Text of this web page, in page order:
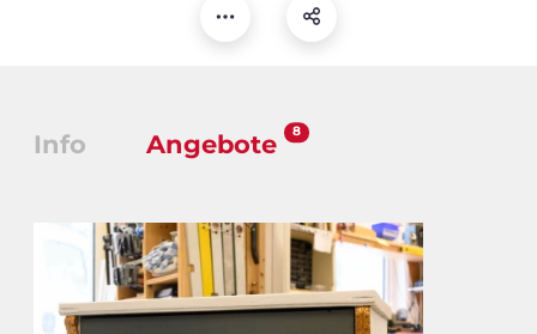
Info Angebote 8